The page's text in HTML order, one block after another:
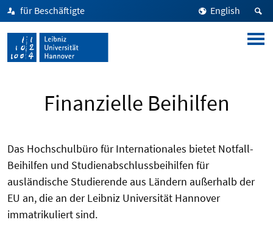
für Beschäftigte English
Finanzielle Beihilfen
Das Hochschulbüro für Internationales bietet Notfall-
Beihilfen und Studienabschlussbeihilfen für
ausländische Studierende aus Ländern außerhalb der
EU an, die an der Leibniz Universität Hannover
immatrikuliert sind.